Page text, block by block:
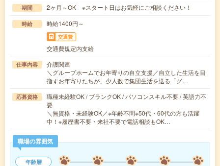
期間 2ヶ月～OK ※スタート日はお気軽にご相談ください！
時給 時給1400円～
交通費
交通費規定内支給
仕事内容
介護関連
＼グループホームでお年寄りの自立支援／自立した生活を目
指すお年寄りたちが、少人数で集団生活を送る「グ…
応募資格
職種未経験OK / ブランクOK / パソコンスキル不要 / 英語力不
要
＼無資格・未経験OK／※年齢不問※50代・60代の方も活躍
中！※履歴書不要・来社不要で電話相談もOK…
職場の雰囲気
年齢層